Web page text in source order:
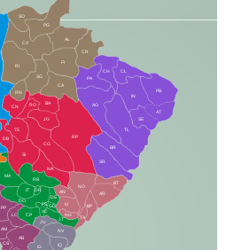
CX
RI
AL
CR
FI
SG
BA
CA
PA
CH CL
PB
SE
TL
AG
BR
SR
BT
AR
RP
RO
JG
CG
SI
NA
TA
NH
JT
RB
MA
IT
DR
DO
CP
JU
NV
IQ
PP
LC
AM
AB
DB
TE
CS
IG
IN
NO
BP
RN
CN
AN
IV
FS
VC
GD
DE
AT
PG
SO